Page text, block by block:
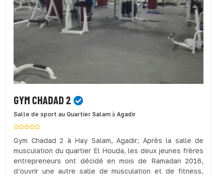
GYM CHADAD 2
Salle de sport au Quartier Salam à Agadir
Gym Chadad 2 à Hay Salam, Agadir; Après la salle de
musculation du quartier El Houda, les deux jeunes frères
entrepreneurs ont décidé en mois de Ramadan 2016,
d’ouvrir une autre salle de musculation et de fitness,